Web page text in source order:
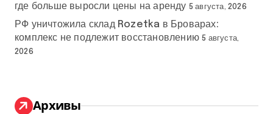
где больше выросли цены на аренду 5 августа, 2026
РФ уничтожила склад Rozetka в Броварах:
комплекс не подлежит восстановлению 5 августа,
2026
Архивы